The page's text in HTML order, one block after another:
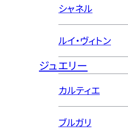
シャネル
ルイ・ヴィトン
ジュエリー
カルティエ
ブルガリ